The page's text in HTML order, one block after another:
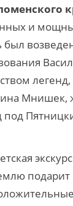
и
под
подарит